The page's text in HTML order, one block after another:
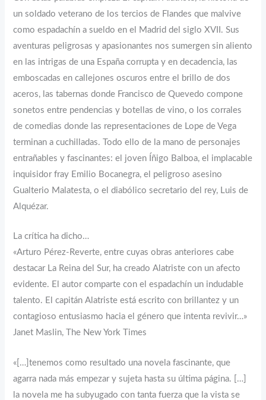
un soldado veterano de los tercios de Flandes que malvive
como espadachín a sueldo en el Madrid del siglo XVII. Sus
aventuras peligrosas y apasionantes nos sumergen sin aliento
en las intrigas de una España corrupta y en decadencia, las
emboscadas en callejones oscuros entre el brillo de dos
aceros, las tabernas donde Francisco de Quevedo compone
sonetos entre pendencias y botellas de vino, o los corrales
de comedias donde las representaciones de Lope de Vega
terminan a cuchilladas. Todo ello de la mano de personajes
entrañables y fascinantes: el joven Íñigo Balboa, el implacable
inquisidor fray Emilio Bocanegra, el peligroso asesino
Gualterio Malatesta, o el diabólico secretario del rey, Luis de
Alquézar.
La crítica ha dicho…
«Arturo Pérez-Reverte, entre cuyas obras anteriores cabe
destacar La Reina del Sur, ha creado Alatriste con un afecto
evidente. El autor comparte con el espadachín un indudable
talento. El capitán Alatriste está escrito con brillantez y un
contagioso entusiasmo hacia el género que intenta revivir…»
Janet Maslin, The New York Times
«[…]tenemos como resultado una novela fascinante, que
agarra nada más empezar y sujeta hasta su última página. […]
la novela me ha subyugado con tanta fuerza que la vista se